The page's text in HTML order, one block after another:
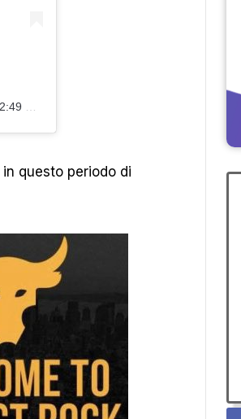
in questo periodo di